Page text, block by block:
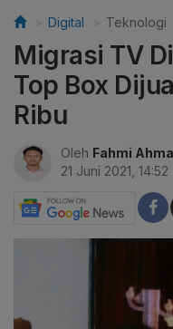
Digital Teknologi
Migrasi TV
Top Box
Ribu
Oleh Fahmi
21 Juni 2021, 14:52